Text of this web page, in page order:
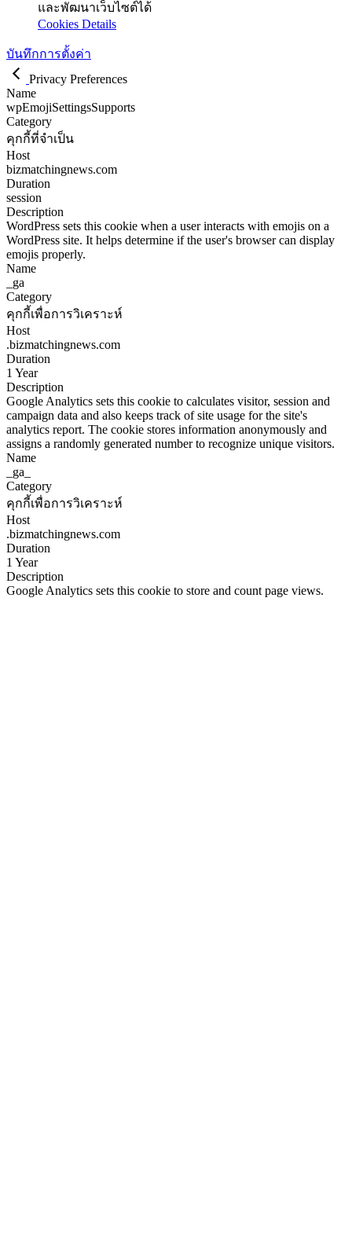
และพัฒนาเว็บไซต์ได้
Cookies Details
บันทึกการตั้งค่า
Privacy Preferences
Name
wpEmojiSettingsSupports
Category
คุกกี้ที่จำเป็น
Host
bizmatchingnews.com
Duration
session
Description
WordPress sets this cookie when a user interacts with emojis on a
WordPress site. It helps determine if the user's browser can display
emojis properly.
Name
_ga
Category
คุกกี้เพื่อการวิเคราะห์
Host
.bizmatchingnews.com
Duration
1 Year
Description
Google Analytics sets this cookie to calculates visitor, session and
campaign data and also keeps track of site usage for the site's
analytics report. The cookie stores information anonymously and
assigns a randomly generated number to recognize unique visitors.
Name
_ga_
Category
คุกกี้เพื่อการวิเคราะห์
Host
.bizmatchingnews.com
Duration
1 Year
Description
Google Analytics sets this cookie to store and count page views.